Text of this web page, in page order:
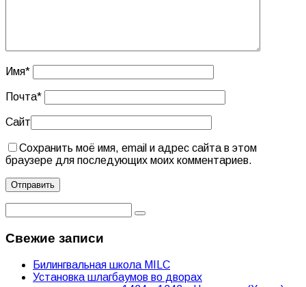
Имя*
Почта*
Сайт
Сохранить моё имя, email и адрес сайта в этом
браузере для последующих моих комментариев.
Свежие записи
Билингвальная школа MILC
Установка шлагбаумов во дворах